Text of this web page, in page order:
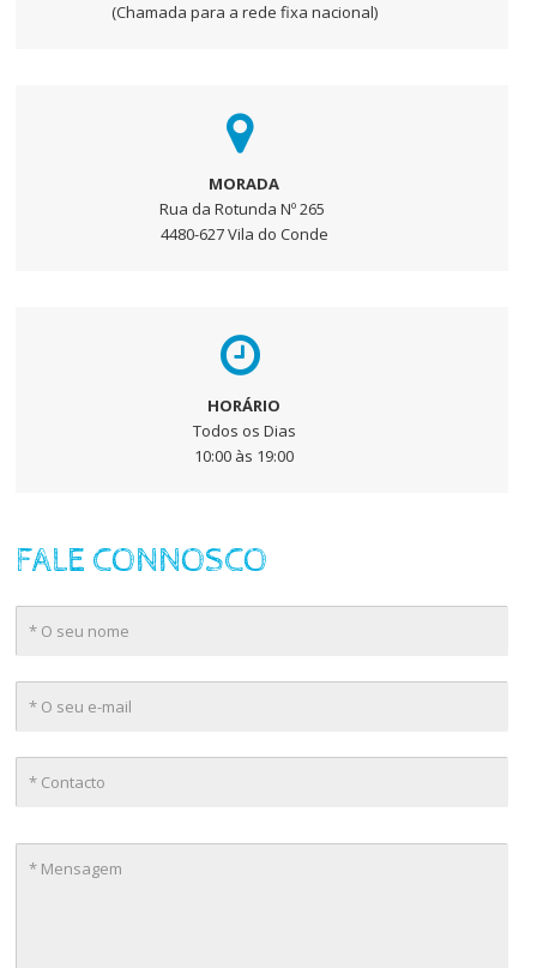
(Chamada para a rede fixa nacional)
MORADA
Rua da Rotunda Nº 265
4480-627 Vila do Conde
HORÁRIO
Todos os Dias
10:00 às 19:00
FALE CONNOSCO